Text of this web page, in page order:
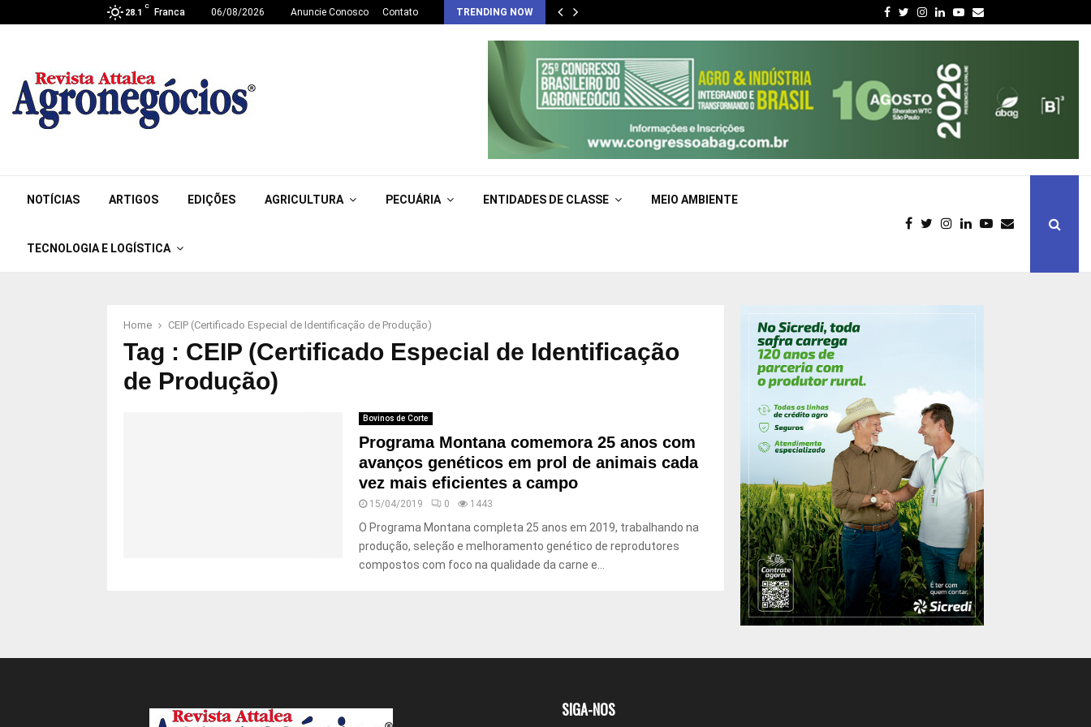
28.1
C
Franca 06/08/2026 Anuncie Conosco Contato TRENDING NOW Facebook
Twitter
Instagram
LinkedinYoutube
Email
NOTÍCIAS ARTIGOS EDIÇÕES AGRICULTURA PECUÁRIA ENTIDADES DE CLASSE MEIO AMBIENTE
TECNOLOGIA E LOGÍSTICA
Home CEIP (Certificado Especial de Identificação de Produção)
Tag : CEIP (Certificado Especial de Identificação
de Produção)
Bovinos de Corte
Programa Montana comemora 25 anos com
avanços genéticos em prol de animais cada
vez mais eficientes a campo
15/04/2019 0 1443
O Programa Montana completa 25 anos em 2019, trabalhando na
produção, seleção e melhoramento genético de reprodutores
compostos com foco na qualidade da carne e...
SIGA-NOS